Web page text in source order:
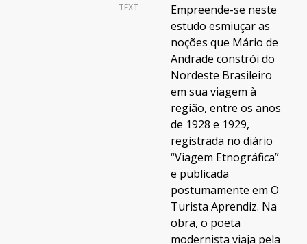
TEXT
Empreende-se neste
estudo esmiuçar as
noções que Mário de
Andrade constrói do
Nordeste Brasileiro
em sua viagem à
região, entre os anos
de 1928 e 1929,
registrada no diário
“Viagem Etnográfica”
e publicada
postumamente em O
Turista Aprendiz. Na
obra, o poeta
modernista viaja pela